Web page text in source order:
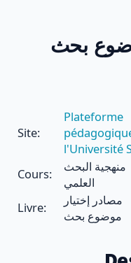
بحث
Site:
Plateforme
l'Université
Cours:
منهجية البحث
العلمي
Livre:
مصادر إختيار
موضوع بحث